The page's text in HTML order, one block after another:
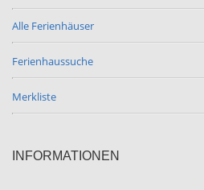
Alle Ferienhäuser
Ferienhaussuche
Merkliste
INFORMATIONEN